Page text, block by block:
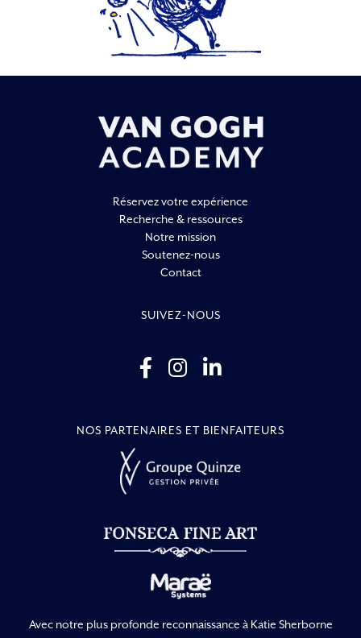
Réservez votre expérience
Recherche & ressources
Notre mission
Soutenez-nous
Contact
SUIVEZ-NOUS
NOS PARTENAIRES ET BIENFAITEURS
Avec notre plus profonde reconnaissance à Katie Sherborne